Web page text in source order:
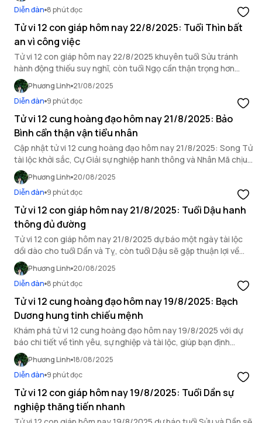
Diễn đàn 8 phút đọc
Tử vi 12 con giáp hôm nay 22/8/2025: Tuổi Thìn bất
an vì công việc
Tử vi 12 con giáp hôm nay 22/8/2025 khuyên tuổi Sửu tránh
hành động thiếu suy nghĩ, còn tuổi Ngọ cần thận trọng hơn
trong mối quan hệ xã giao.
Phương Linh 21/08/2025
Diễn đàn 9 phút đọc
Tử vi 12 cung hoàng đạo hôm nay 21/8/2025: Bảo
Bình cẩn thận vận tiểu nhân
Cập nhật tử vi 12 cung hoàng đạo hôm nay 21/8/2025: Song Tử
tài lộc khởi sắc, Cự Giải sự nghiệp hanh thông và Nhân Mã chịu
ảnh hưởng bởi hung vận.
Phương Linh 20/08/2025
Diễn đàn 9 phút đọc
Tử vi 12 con giáp hôm nay 21/8/2025: Tuổi Dậu hanh
thông đủ đường
Tử vi 12 con giáp hôm nay 21/8/2025 dự báo một ngày tài lộc
dồi dào cho tuổi Dần và Tỵ, còn tuổi Dậu sẽ gặp thuận lợi về
mọi mặt.
Phương Linh 20/08/2025
Diễn đàn 8 phút đọc
Tử vi 12 cung hoàng đạo hôm nay 19/8/2025: Bạch
Dương hung tinh chiếu mệnh
Khám phá tử vi 12 cung hoàng đạo hôm nay 19/8/2025 với dự
báo chi tiết về tình yêu, sự nghiệp và tài lộc, giúp bạn định
hướng ngày mới.
Phương Linh 18/08/2025
Diễn đàn 9 phút đọc
Tử vi 12 con giáp hôm nay 19/8/2025: Tuổi Dần sự
nghiệp thăng tiến nhanh